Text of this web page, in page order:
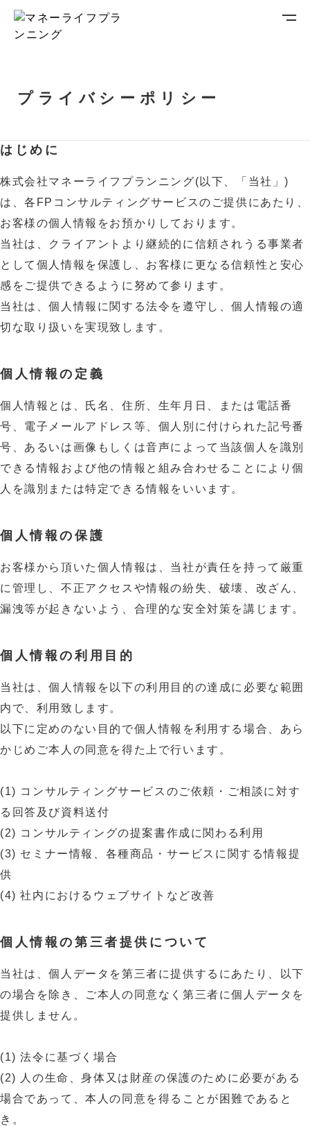
プライバシーポリシー
はじめに
株式会社マネーライフプランニング(以下、「当社」)
は、各FPコンサルティングサービスのご提供にあたり、
お客様の個人情報をお預かりしております。
当社は、クライアントより継続的に信頼されうる事業者
として個人情報を保護し、お客様に更なる信頼性と安心
感をご提供できるように努めて参ります。
当社は、個人情報に関する法令を遵守し、個人情報の適
切な取り扱いを実現致します。
個人情報の定義
個人情報とは、氏名、住所、生年月日、または電話番
号、電子メールアドレス等、個人別に付けられた記号番
号、あるいは画像もしくは音声によって当該個人を識別
できる情報および他の情報と組み合わせることにより個
人を識別または特定できる情報をいいます。
個人情報の保護
お客様から頂いた個人情報は、当社が責任を持って厳重
に管理し、不正アクセスや情報の紛失、破壊、改ざん、
漏洩等が起きないよう、合理的な安全対策を講じます。
個人情報の利用目的
当社は、個人情報を以下の利用目的の達成に必要な範囲
内で、利用致します。
以下に定めのない目的で個人情報を利用する場合、あら
かじめご本人の同意を得た上で行います。
(1) コンサルティングサービスのご依頼・ご相談に対す
る回答及び資料送付
(2) コンサルティングの提案書作成に関わる利用
(3) セミナー情報、各種商品・サービスに関する情報提
供
(4) 社内におけるウェブサイトなど改善
個人情報の第三者提供について
当社は、個人データを第三者に提供するにあたり、以下
の場合を除き、ご本人の同意なく第三者に個人データを
提供しません。
(1) 法令に基づく場合
(2) 人の生命、身体又は財産の保護のために必要がある
場合であって、本人の同意を得ることが困難であると
き。